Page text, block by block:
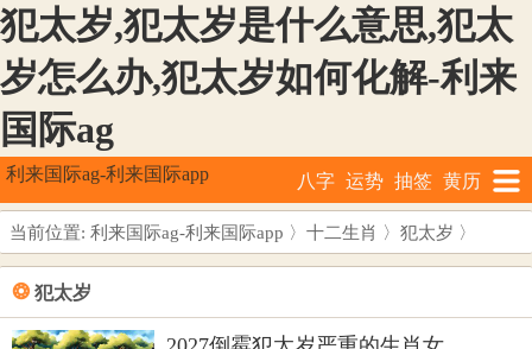
犯太岁,犯太岁是什么意思,犯太
岁怎么办,犯太岁如何化解-利来
国际ag
利来国际ag-利来国际app 八字 运势 抽签 黄历
当前位置: 利来国际ag-利来国际app 〉 十二生肖 〉 犯太岁 〉
❂ 犯太岁